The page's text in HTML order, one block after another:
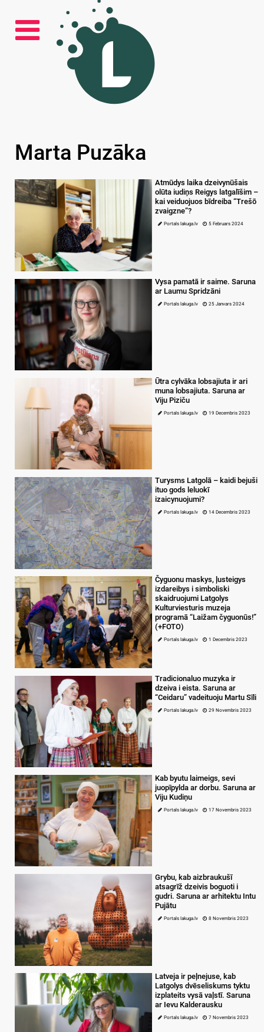
Marta Puzāka
Atmūdys laika dzeivynūšais
olūta iudiņs Reigys latgalīšim –
kai veiduojuos bīdreiba “Trešō
zvaigzne”?
Portals lakuga.lv 5 Februars 2024
Vysa pamatā ir saime. Saruna
ar Laumu Spridzāni
Portals lakuga.lv 25 Janvars 2024
Ūtra cylvāka lobsajiuta ir ari
muna lobsajiuta. Saruna ar
Viju Piziču
Portals lakuga.lv 19 Decembris 2023
Turysms Latgolā – kaidi bejuši
ituo gods leluokī
izaicynuojumi?
Portals lakuga.lv 14 Decembris 2023
Čyguonu maskys, ļusteigys
izdareibys i simboliski
skaidruojumi Latgolys
Kulturviesturis muzeja
programā “Laižam čyguonūs!”
(+FOTO)
Portals lakuga.lv 1 Decembris 2023
Tradicionaluo muzyka ir
dzeiva i eista. Saruna ar
“Ceidaru” vadeituoju Martu Sīli
Portals lakuga.lv 29 Novembris 2023
Kab byutu laimeigs, sevi
juopīpylda ar dorbu. Saruna ar
Viju Kudiņu
Portals lakuga.lv 17 Novembris 2023
Grybu, kab aizbraukušī
atsagrīž dzeivis boguoti i
gudri. Saruna ar arhitektu Intu
Pujātu
Portals lakuga.lv 8 Novembris 2023
Latveja ir peļnejuse, kab
Latgolys dvēseliskums tyktu
izplateits vysā vaļstī. Saruna
ar Ievu Kalderausku
Portals lakuga.lv 7 Novembris 2023